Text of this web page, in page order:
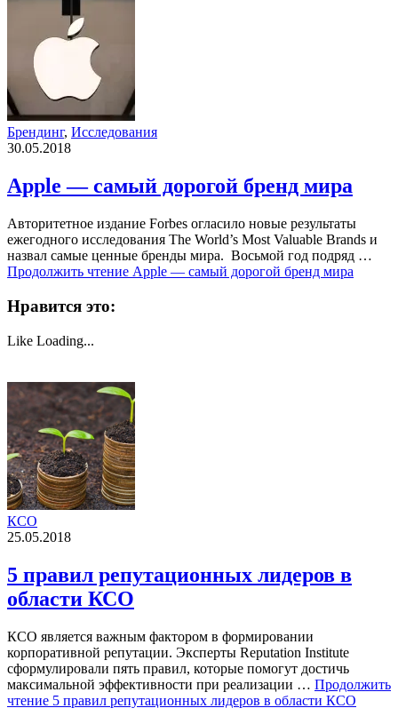
Брендинг, Исследования
30.05.2018
Apple — самый дорогой бренд мира
Авторитетное издание Forbes огласило новые результаты
ежегодного исследования The World’s Most Valuable Brands и
назвал самые ценные бренды мира. Восьмой год подряд …
Продолжить чтение Apple — самый дорогой бренд мира
Нравится это:
Like Loading...
КСО
25.05.2018
5 правил репутационных лидеров в
области КСО
КСО является важным фактором в формировании
корпоративной репутации. Эксперты Reputation Institute
сформулировали пять правил, которые помогут достичь
максимальной эффективности при реализации … Продолжить
чтение 5 правил репутационных лидеров в области КСО